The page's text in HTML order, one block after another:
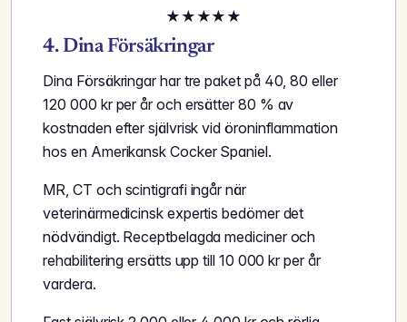
★ ★ ★★ ★
4. Dina Försäkringar
Dina Försäkringar har tre paket på 40, 80 eller
120 000 kr per år och ersätter 80 % av
kostnaden efter självrisk vid öroninflammation
hos en Amerikansk Cocker Spaniel.
MR, CT och scintigrafi ingår när
veterinärmedicinsk expertis bedömer det
nödvändigt. Receptbelagda mediciner och
rehabilitering ersätts upp till 10 000 kr per år
vardera.